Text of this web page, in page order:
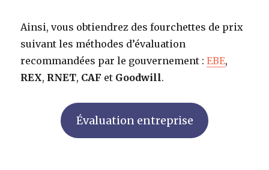
Ainsi, vous obtiendrez des fourchettes de prix
suivant les méthodes d’évaluation
recommandées par le gouvernement :EBE,
REX, RNET, CAF et Goodwill.
Évaluation entreprise